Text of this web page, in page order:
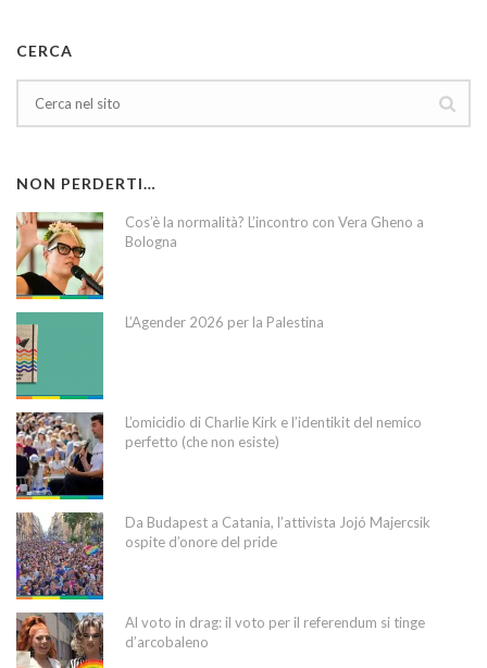
CERCA
NON PERDERTI…
Cos’è la normalità? L’incontro con Vera Gheno a
Bologna
L’Agender 2026 per la Palestina
L’omicidio di Charlie Kirk e l’identikit del nemico
perfetto (che non esiste)
Da Budapest a Catania, l’attivista Jojó Majercsik
ospite d’onore del pride
Al voto in drag: il voto per il referendum si tinge
d’arcobaleno